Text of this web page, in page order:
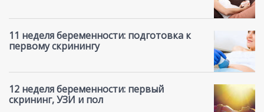
11 неделя беременности: подготовка к
первому скринингу
12 неделя беременности: первый
скрининг, УЗИ и пол